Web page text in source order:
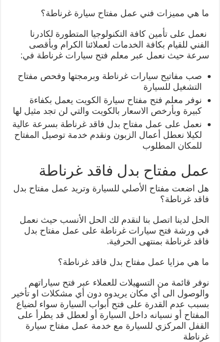
ما هي مميزات فني عمل مفتاح سيارة غرناطة؟
نعمل على تأمين كافة التكنولوجيا المتطورة لكادرنا
الفني للقيام بكافة الخدمات لعملائنا الكرام وبأقصى
سرعة حيث نعمل عبر معلم فتح سيارات غرناطة في:
صب مفاتيح سيارات غرناطة وبرمجتها وفحص مفتاح
التشغيل للسيارة
نوفر معلم فتح مفتاح سيارة الكويت يعمل بكفاءة
كبيرة وبأرخص الاسعار بالكويت والتي لن تجد مثيل لها
نعمل على عمل مفتاح بدل فاقد غرناطة بسرعة عالية
لكيلا نعطل أعمال الزبون ونقدم خدمة توصيل المفتاح
للمكان المطلوب
عمل مفتاح بدل فاقد غرناطة
هل اضعت مفتاح الأصلي للسيارة وتريد عمل مفتاح بدل
فاقد غرناطة؟
الحل لدينا اتصل بنا لنقدم لك الحل الأنسب حيث نعمل
في ورشة فتح سيارات غرناطة على عمل مفتاح بدل
فاقد غرناطة بمنتهى الحرفية.
ما هي مزايا عمل مفتاح بدل فاقد غرناطة؟
نوفر قائمة من التسهيلات للعملاء عبر فتح سياراتهم
والوصول الى أي مكان يريدوه دون أي مشكلات او تأخير
بسبب عدم القدرة على فتح أبواب السيارة سواء لضياع
المفتاح أو نسيانه داخل السيارة أو لعطل قد يطرأ على
القفل المركزي للسيارة مع خدمة عمل مفتاح سيارة
غرناطة